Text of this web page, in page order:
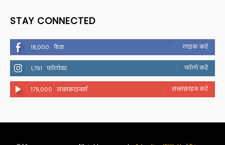
STAY CONNECTED
18,000 फैंस लाइक करें
1,791 फॉलोवर फॉलो करें
179,000 सब्सक्राइबर्स सब्सक्राइब करें